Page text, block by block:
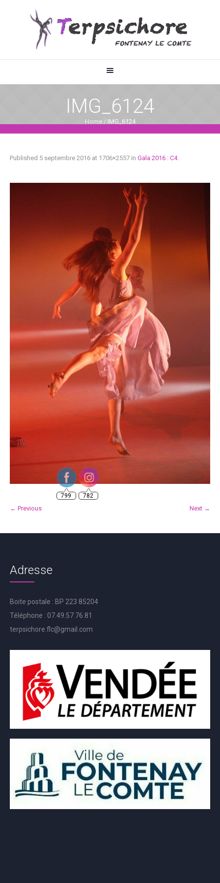
IMG_6124
Home / IMG_6124
Published 5 septembre 2016 at 1706×2557 in Gala 2016 : C4.
← Previous Next →
Adresse
Boite postale : BP 223 85204
Téléphone : 07.49.57.76.81
terpsichore.flc@gmail.com
799 782